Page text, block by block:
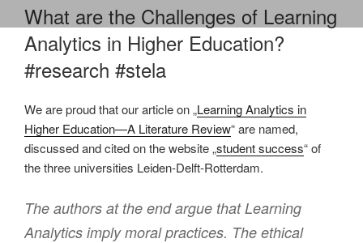
What are the Challenges of Learning
Analytics in Higher Education?
#research #stela
We are proud that our article on „Learning Analytics in
Higher Education—A Literature Review“ are named,
discussed and cited on the website „student success“ of
the three universities Leiden-Delft-Rotterdam.
The authors at the end argue that Learning
Analytics imply moral practices. The ethical